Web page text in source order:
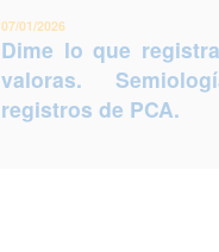
07/01/2026
Dime lo que
valoras.
registros de PCA.